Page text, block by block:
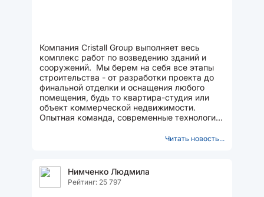
Компания Cristall Group выполняет весь
комплекс работ по возведению зданий и
сооружений. Мы берем на себя все этапы
строительства - от разработки проекта до
финальной отделки и оснащения любого
помещения, будь то квартира-студия или
объект коммерческой недвижимости.
Опытная команда, современные технологии
Читать новость...
Нимченко Людмила
Рейтинг: 25 797